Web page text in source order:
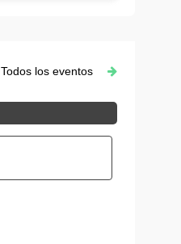
Todos los eventos